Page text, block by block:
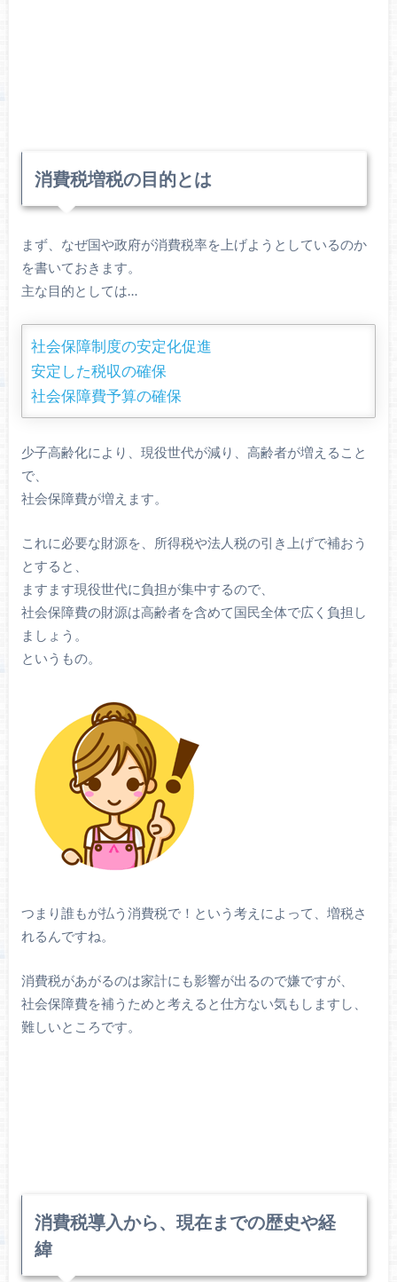
消費税増税の目的とは
まず、なぜ国や政府が消費税率を上げようとしているのか
を書いておきます。
主な目的としては…
社会保障制度の安定化促進
安定した税収の確保
社会保障費予算の確保
少子高齢化により、現役世代が減り、高齢者が増えること
で、
社会保障費が増えます。
これに必要な財源を、所得税や法人税の引き上げで補おう
とすると、
ますます現役世代に負担が集中するので、
社会保障費の財源は高齢者を含めて国民全体で広く負担し
ましょう。
というもの。
つまり誰もが払う消費税で！という考えによって、増税さ
れるんですね。
消費税があがるのは家計にも影響が出るので嫌ですが、
社会保障費を補うためと考えると仕方ない気もしますし、
難しいところです。
消費税導入から、現在までの歴史や経
緯